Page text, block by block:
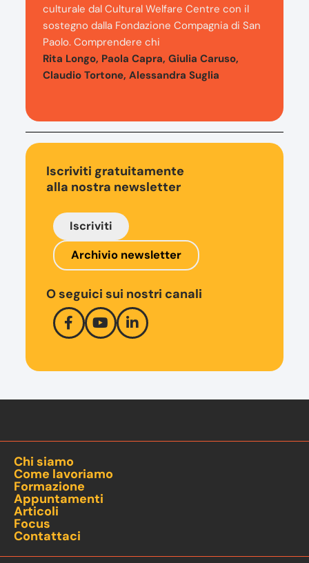
culturale dal Cultural Welfare Centre con il
sostegno dalla Fondazione Compagnia di San
Paolo. Comprendere chi
Rita Longo, Paola Capra, Giulia Caruso,
Claudio Tortone, Alessandra Suglia
Iscriviti gratuitamente
alla nostra newsletter
Iscriviti
Archivio newsletter
O seguici sui nostri canali
Chi siamo
Come lavoriamo
Formazione
Appuntamenti
Articoli
Focus
Contattaci